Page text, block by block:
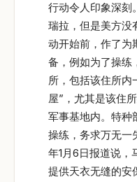
行动令人印象深刻
瑞拉，但是美方没
动开始前，作了为
备，例如为了操练
所，包括该住所内
屋”，尤其是该住
军事基地内。特种
操练，务求万无一
年1月6日报道说，
提供天衣无缝的安